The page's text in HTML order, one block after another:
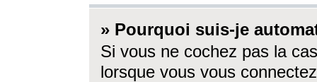
» Pourquoi suis-je
Si vous ne cochez pas la
lorsque vous vous